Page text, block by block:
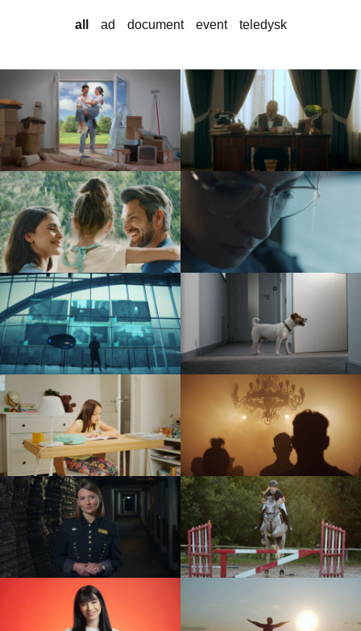
all ad document event teledysk